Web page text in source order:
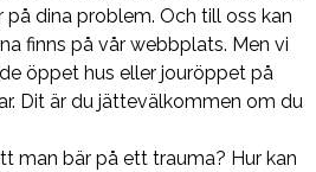
dina problem. Och till oss kan
finns på vår webbplats. Men vi
öppet hus eller jouröppet på
Dit är du jättevälkommen om du
man bär på ett trauma? Hur kan